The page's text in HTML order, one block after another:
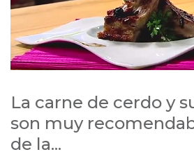
La carne de cerdo y
son muy
de la...